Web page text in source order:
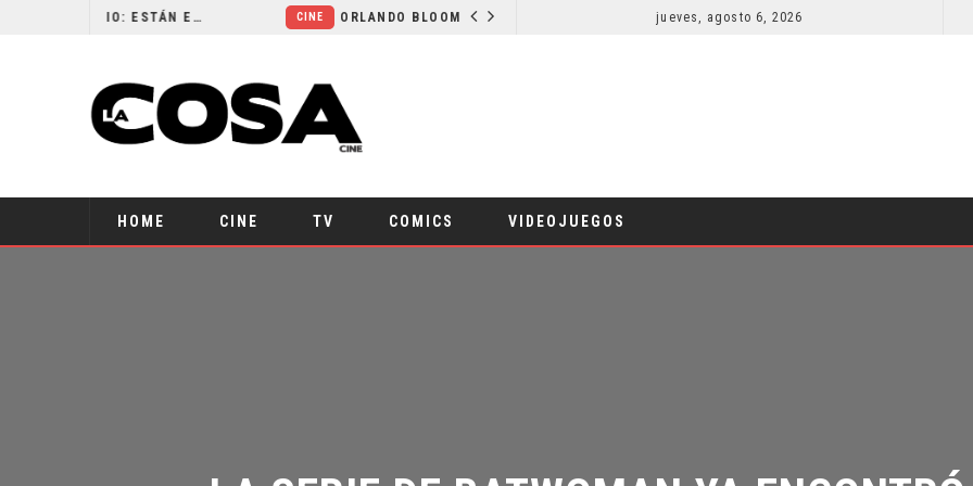
CINE ORLANDO BLOOM AFIRMA HABER RECHAZADO SER BATMAN jueves, agosto 6, 2026
HOME CINE TV COMICS VIDEOJUEGOS